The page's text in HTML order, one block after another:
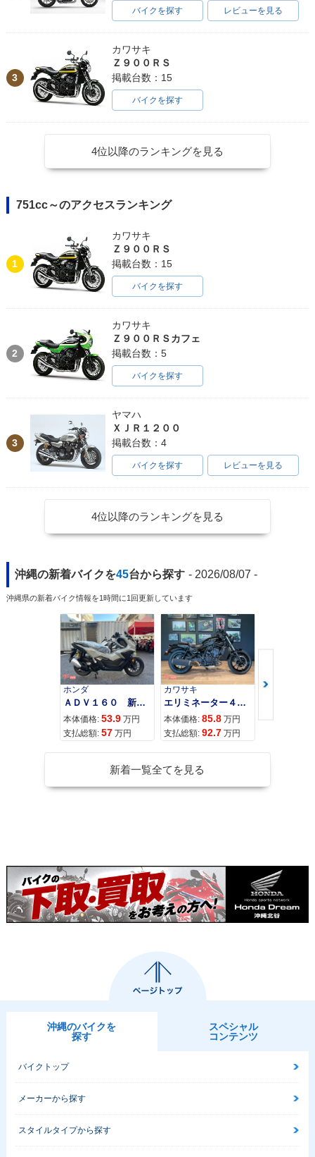
バイクを探す レビューを見る
3
カワサキ
Ｚ９００ＲＳ
掲載台数：15
バイクを探す
4位以降のランキングを見る
751cc～のアクセスランキング
1
カワサキ
Ｚ９００ＲＳ
掲載台数：15
バイクを探す
2
カワサキ
Ｚ９００ＲＳカフェ
掲載台数：5
バイクを探す
3
ヤマハ
ＸＪＲ１２００
掲載台数：4
バイクを探す レビューを見る
4位以降のランキングを見る
沖縄の新着バイクを45台から探す - 2026/08/07 -
沖縄県の新着バイク情報を1時間に1回更新しています
ホンダ
ＡＤＶ１６０ 新車 ２０２６年最新モデル パールスモーキーグレー スマートキー ２９Ｌメットイン ＵＳＢ Ｔｙｐｅ−Ｃ装備
本体価格: 53.9 万円
支払総額: 57 万円
カワサキ
エリミネーター４００
本体価格: 85.8 万円
支払総額: 92.7 万円
カワサキ
本体価格:
新着一覧全てを見る
沖縄のバイクを
探す
スペシャル
コンテンツ
バイクトップ
メーカーから探す
スタイルタイプから探す